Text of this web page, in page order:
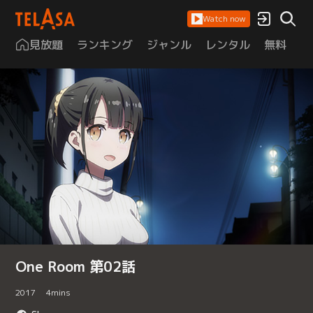
Watch now
見放題 ランキング ジャンル レンタル 無料
One Room 第02話
2017 4mins